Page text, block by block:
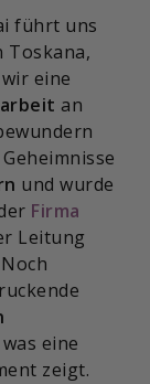
führt uns
Toskana,
eine
an
und wurde
Firma
Leitung
eine
zeigt.